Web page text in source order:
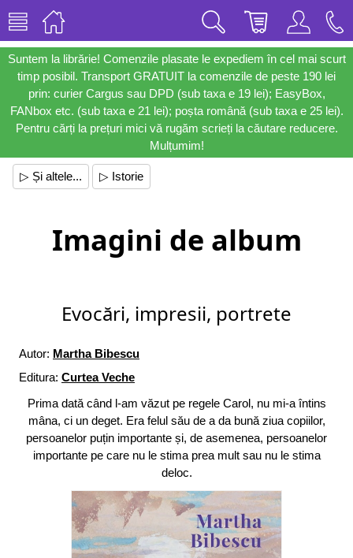
Suntem la librărie! Comenzile plasate le expediem în cel mai scurt
timp posibil. Transport GRATUIT la comenzile de peste 190 lei
prin: curier Cargus sau DPD (sub taxa e 19 lei); EasyBox,
FANbox etc. (sub taxa e 21 lei); poșta română (sub taxa e 25 lei).
Pentru cărți la prețuri mici vă rugăm scrieți la căutare reducere.
Mulțumim!
▷ Și altele... ▷ Istorie
Imagini de album
Evocări, impresii, portrete
Autor: Martha Bibescu
Editura: Curtea Veche
Prima dată când l-am văzut pe regele Carol, nu mi-a întins
mâna, ci un deget. Era felul său de a da bună ziua copiilor,
persoanelor puțin importante și, de asemenea, persoanelor
importante pe care nu le stima prea mult sau nu le stima
deloc.